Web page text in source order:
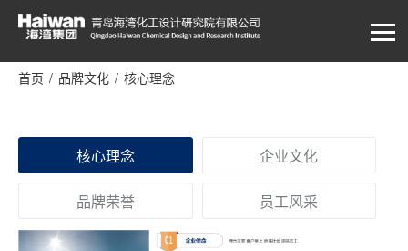
首页 / 品牌文化 / 核心理念
核心理念 企业文化
品牌荣誉 员工风采